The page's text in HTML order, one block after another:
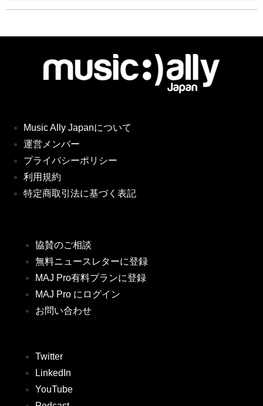
Music Ally Japanについて
運営メンバー
プライバシーポリシー
利用規約
特定商取引法に基づく表記
協賛のご相談
無料ニュースレターに登録
MAJ Pro有料プランに登録
MAJ Pro にログイン
お問い合わせ
Twitter
LinkedIn
YouTube